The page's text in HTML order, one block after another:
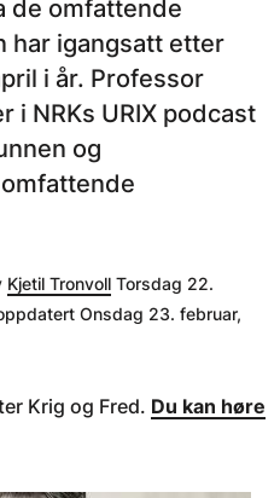
de omfattende
har igangsatt etter
i år. Professor
i NRKs URIX podcast
og
Kjetil Tronvoll Torsdag 22.
Onsdag 23. februar,
Krig og Fred. Du kan høre